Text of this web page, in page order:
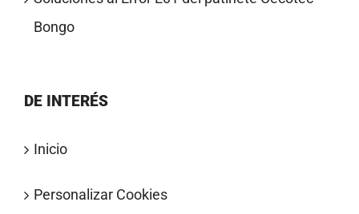
Bongo
DE INTERÉS
Inicio
Personalizar Cookies